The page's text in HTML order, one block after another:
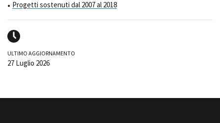
Progetti sostenuti dal 2007 al 2018
ULTIMO AGGIORNAMENTO
27 Luglio 2026